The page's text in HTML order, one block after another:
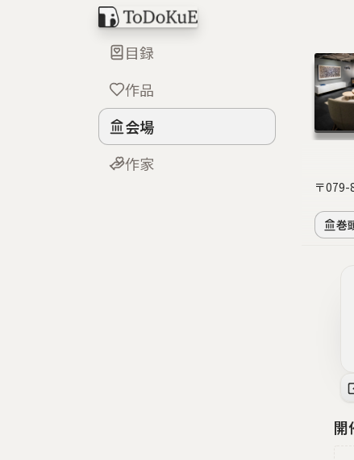
目録
作品
会場
作家
〒079-
巻
開